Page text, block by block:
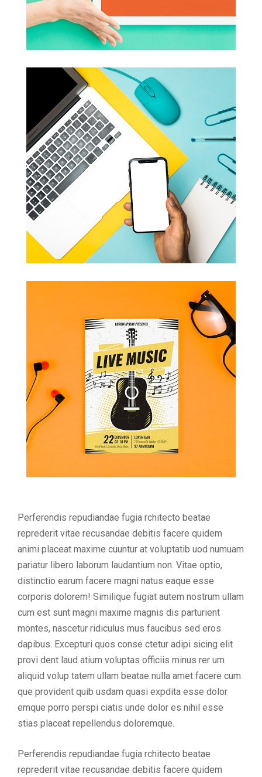
Perferendis repudiandae fugia rchitecto beatae
reprederit vitae recusandae debitis facere quidem
animi placeat maxime cuuntur at voluptatib uod numuam
pariatur libero laborum laudantium non. Vitae optio,
distinctio earum facere magni natus eaque esse
corporis dolorem! Similique fugiat autem nostrum ullam
cum est sunt magni maxime magnis dis parturient
montes, nascetur ridiculus mus faucibus sed eros
dapibus. Excepturi quos conse ctetur adipi sicing elit
provi dent laud atium voluptas officiis minus rer um
aliquid volup tatem ullam beatae nulla amet facere cum
que provident quib usdam quasi expdita esse dolor
emque porro perspi ciatis unde dolor es nihil esse
stias placeat repellendus doloremque.
Perferendis repudiandae fugia rchitecto beatae
reprederit vitae recusandae debitis facere quidem